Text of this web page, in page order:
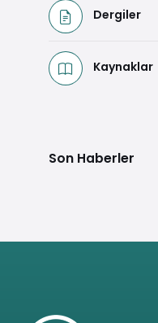
Dergiler
Kaynaklar
Son Haberler